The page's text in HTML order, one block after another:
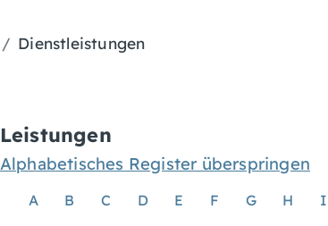
Dienstleistungen
Leistungen
Alphabetisches Register überspringen
A B C D E F G H I